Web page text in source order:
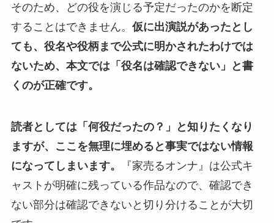
そのため、どの役を演じる予定だったのかを断定
することはできません。 仮に出演説があったとし
ても、役名や役柄まで公式に明かされたわけでは
ないため、本文では「役名は確認できない」と書
くのが正確です。
読者としては「何役だったの？」と知りたくなり
ますが、ここを無理に埋めると事実ではない情報
になってしまいます。
『家売るオンナ』は公式キ
ャストが明確に残っている作品なので、確認でき
ない部分は確認できないと切り分けることが大切